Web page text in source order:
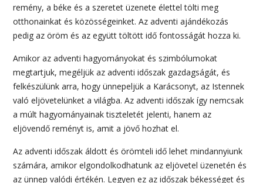
remény, a béke és a szeretet üzenete élettel tölti meg
otthonainkat és közösségeinket. Az adventi ajándékozás
pedig az öröm és az együtt töltött idő fontosságát hozza ki.
Amikor az adventi hagyományokat és szimbólumokat
megtartjuk, megéljük az adventi időszak gazdagságát, és
felkészülünk arra, hogy ünnepeljük a Karácsonyt, az Istennek
való eljövetelünket a világba. Az adventi időszak így nemcsak
a múlt hagyományainak tiszteletét jelenti, hanem az
eljövendő reményt is, amit a jövő hozhat el.
Az adventi időszak áldott és örömteli idő lehet mindannyiunk
számára, amikor elgondolkodhatunk az eljövetel üzenetén és
az ünnep valódi értékén. Legyen ez az időszak békességet és